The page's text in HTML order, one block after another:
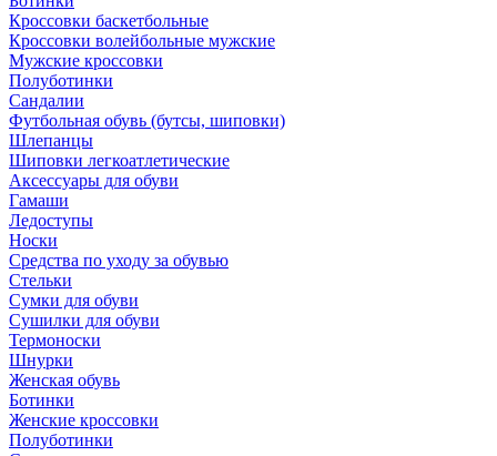
Кроссовки баскетбольные
Кроссовки волейбольные мужские
Мужские кроссовки
Полуботинки
Сандалии
Футбольная обувь (бутсы, шиповки)
Шлепанцы
Шиповки легкоатлетические
Аксессуары для обуви
Гамаши
Ледоступы
Носки
Средства по уходу за обувью
Стельки
Сумки для обуви
Сушилки для обуви
Термоноски
Шнурки
Женская обувь
Ботинки
Женские кроссовки
Полуботинки